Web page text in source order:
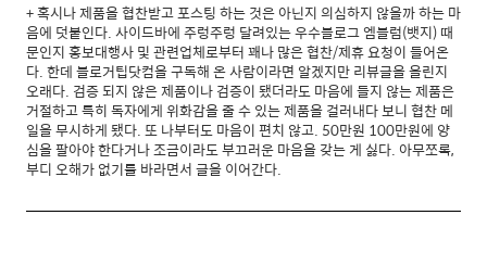
+ 혹시나 제품을 협찬받고 포스팅 하는 것은 아닌지 의심하지 않을까 하는 마
음에 덧붙인다. 사이드바에 주렁주렁 달려있는 우수블로그 엠블럼(뱃지) 때
문인지 홍보대행사 및 관련업체로부터 꽤나 많은 협찬/제휴 요청이 들어온
다. 한데 블로거팁닷컴을 구독해 온 사람이라면 알겠지만 리뷰글을 올린지
오래다. 검증 되지 않은 제품이나 검증이 됐더라도 마음에 들지 않는 제품은
거절하고 특히 독자에게 위화감을 줄 수 있는 제품을 걸러내다 보니 협찬 메
일을 무시하게 됐다. 또 나부터도 마음이 편치 않고. 50만원 100만원에 양
심을 팔아야 한다거나 조금이라도 부끄러운 마음을 갖는 게 싫다. 아무쪼록,
부디 오해가 없기를 바라면서 글을 이어간다.